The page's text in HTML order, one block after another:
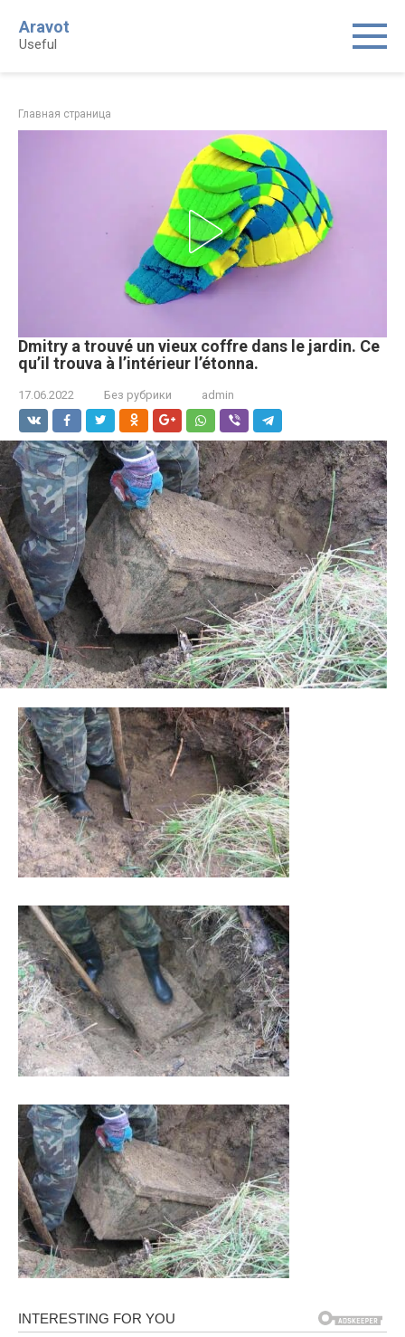
content
Aravot
Useful
Главная страница
Dmitry a trouvé un vieux coffre dans le jardin. Ce
qu’il trouva à l’intérieur l’étonna.
17.06.2022 Без рубрики admin